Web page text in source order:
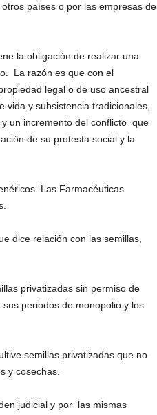
países o por las empresas de
la obligación de realizar una
La razón es que con el
legal o de uso ancestral
vida y subsistencia tradicionales,
un incremento del conflicto que
de su protesta social y la
Las Farmacéuticas
dice relación con las semillas,
privatizadas sin permiso de
periodos de monopolio y los
semillas privatizadas que no
y cosechas.
judicial y por las mismas